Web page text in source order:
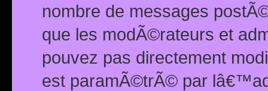
nombre de messages
que les modÃ©rateurs et
pouvez pas directement
est paramÃ©trÃ© par